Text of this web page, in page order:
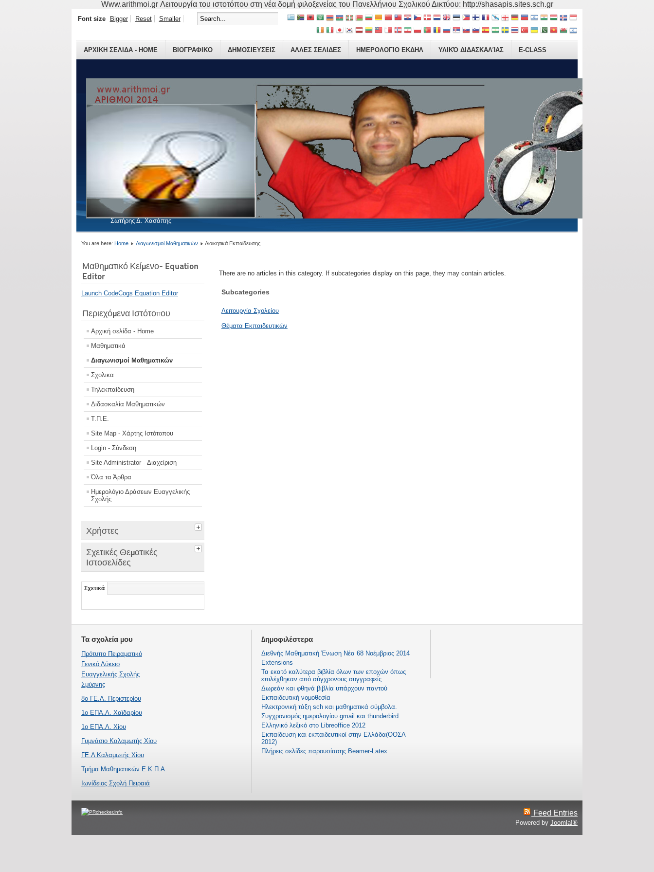
Www.arithmoi.gr Λειτουργία του ιστοτόπου στη νέα δομή φιλοξενείας του Πανελλήνιου Σχολικού Δικτύου: http://shasapis.sites.sch.gr
Σωτήρης Δ. Χασάπης
ΑΡΧΙΚΗ ΣΕΛΙΔΑ - HOME ΒΙΟΓΡΑΦΙΚO ΔΗΜΟΣΙΕΥΣΕΙΣ ΑΛΛΕΣ ΣΕΛΙΔΕΣ ΗΜΕΡΟΛΟΓΙΟ ΕΚΔΗΛ ΥΛΙΚΌ ΔΙΔΑΣΚΑΛΊΑΣ E-CLASS
Font size Bigger Reset Smaller
You are here: Home Διαγωνισμοί Μαθηματικών Διοικητικά Εκπαίδευσης
Μαθηματικό Κείμενο- Equation
Editor
Launch CodeCogs Equation Editor
Περιεχόμενα Ιστότοπου
Αρχική σελίδα - Home
Μαθηματικά
Διαγωνισμοί Μαθηματικών
Σχολικα
Τηλεκπαίδευση
Διδασκαλία Μαθηματικών
Τ.Π.Ε.
Site Map - Χάρτης Ιστότοπου
Login - Σύνδεση
Site Administrator - Διαχείριση
Όλα τα Άρθρα
Ημερολόγιο Δράσεων Ευαγγελικής
Σχολής
Χρήστες
Σχετικές Θεματικές
Ιστοσελίδες
Σχετικά
There are no articles in this category. If subcategories display on this page, they may contain articles.
Subcategories
Λειτουργία Σχολείου
Θέματα Εκπαιδευτικών
Τα σχολεία μου
Πρότυπο Πειραματικό
Γενικό Λύκειο
Ευαγγελικής Σχολής
Σμύρνης
8ο ΓΕ.Λ. Περιστερίου
1ο ΕΠΑ.Λ. Χαϊδαρίου
1ο ΕΠΑ.Λ. Χίου
Γυμνάσιο Καλαμωτής Χίου
ΓΕ.Λ Καλαμωτής Χίου
Τμήμα Μαθηματικών Ε.Κ.Π.Α.
Ιωνίδειος Σχολή Πειραιά
Δημοφιλέστερα
Διεθνής Μαθηματική Ένωση Νέα 68 Νοέμβριος 2014
Extensions
Τα εκατό καλύτερα βιβλία όλων των εποχών όπως
επιλέχθηκαν από σύγχρονους συγγραφείς.
Δωρεάν και φθηνά βιβλία υπάρχουν παντού
Εκπαιδευτική νομοθεσία
Ηλεκτρονική τάξη sch και μαθηματικά σύμβολα.
Συγχρονισμός ημερολογίου gmail και thunderbird
Ελληνικό λεξικό στο Libreoffice 2012
Εκπαίδευση και εκπαιδευτικοί στην Ελλάδα(ΟΟΣΑ
2012)
Πλήρεις σελίδες παρουσίασης Beamer-Latex
Feed Entries
Powered by Joomla!®